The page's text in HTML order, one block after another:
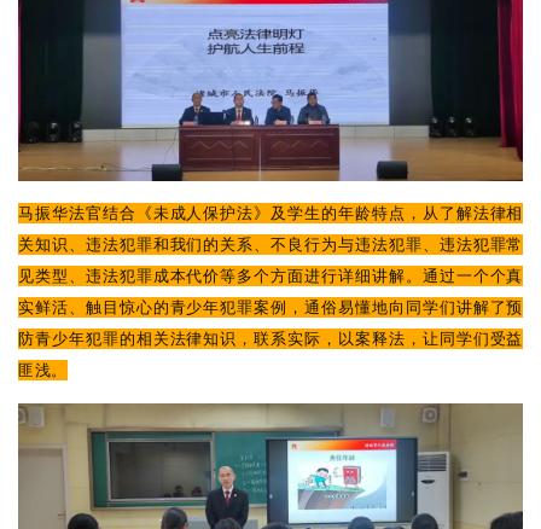
马振华法官结合《未成人保护法》及学生的年龄特点，从了解法律相
关知识、违法犯罪和我们的关系、不良行为与违法犯罪、违法犯罪常
见类型、违法犯罪成本代价等多个方面进行详细讲解。通过一个个真
实鲜活、触目惊心的青少年犯罪案例，通俗易懂地向同学们讲解了预
防青少年犯罪的相关法律知识，联系实际，以案释法，让同学们受益
匪浅。